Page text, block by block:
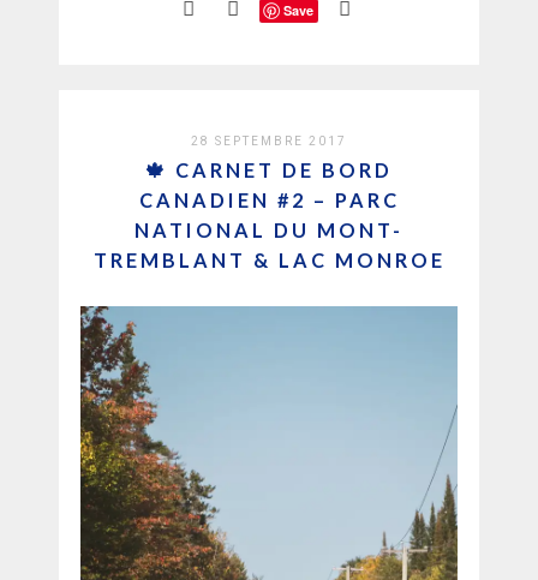
Save
28 SEPTEMBRE 2017
🍁 CARNET DE BORD
CANADIEN #2 – PARC
NATIONAL DU MONT-
TREMBLANT & LAC MONROE